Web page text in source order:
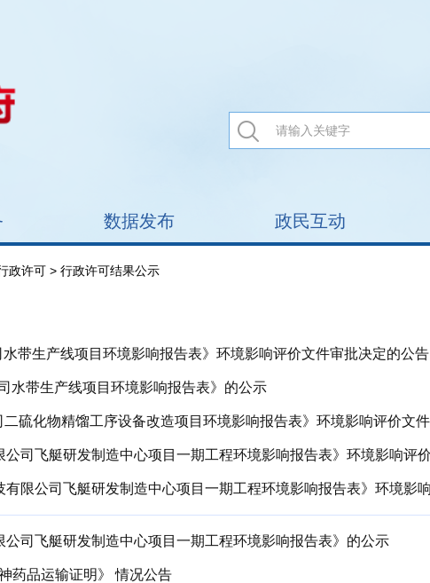
数据发布 政民互动
政许可 > 行政许可结果公示
带生产线项目环境影响报告表》环境影响评价文件审批决定的公告
水带生产线项目环境影响报告表》的公示
司飞艇研发制造中心项目一期工程环境影响报告表》的公示
药品运输证明》 情况公告